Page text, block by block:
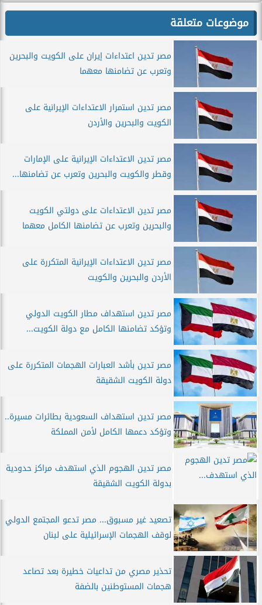
موضوعات متعلقة
مصر تدين اعتداءات إيران على الكويت والبحرين
وتعرب عن تضامنها معهما
مصر تدين استمرار الاعتداءات الإيرانية على
الكويت والبحرين والأردن
مصر تدين الاعتداءات الإيرانية على الإمارات
وقطر والكويت والبحرين وتعرب عن تضامنها...
مصر تدين الاعتداءات على دولتي الكويت
والبحرين وتعرب عن تضامنها الكامل معهما
مصر تدين الاعتداءات الإيرانية المتكررة على
الأردن والبحرين والكويت
مصر تدين استهداف مطار الكويت الدولي
وتؤكد تضامنها الكامل مع دولة الكويت...
مصر تدين بأشد العبارات الهجمات المتكررة على
دولة الكويت الشقيقة
مصر تدين استهداف السعودية بطائرات مسيرة..
وتؤكد دعمها الكامل لأمن المملكة
مصر تدين الهجوم الذي استهدف مراكز حدودية
بدولة الكويت الشقيقة
تصعيد غير مسبوق... مصر تدعو المجتمع الدولي
لوقف الهجمات الإسرائيلية على لبنان
تحذير مصري من تداعيات خطيرة بعد تصاعد
هجمات المستوطنين بالضفة